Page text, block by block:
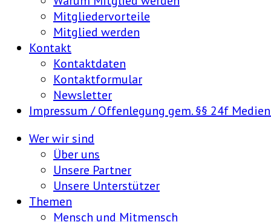
Mitgliedervorteile
Mitglied werden
Kontakt
Kontaktdaten
Kontaktformular
Newsletter
Impressum / Offenlegung gem. §§ 24f
Wer wir sind
Über uns
Unsere Partner
Unsere Unterstützer
Themen
Mensch und Mitmensch